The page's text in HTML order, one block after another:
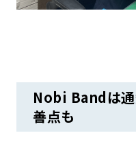
Nobi Bandは
善点も